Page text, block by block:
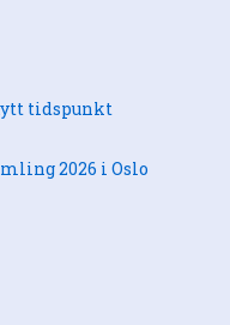
tidspunkt
2026 i Oslo